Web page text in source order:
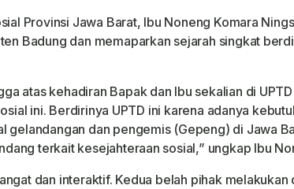
Provinsi Jawa Barat, Ibu Noneng Komara
Badung dan memaparkan sejarah singkat
atas kehadiran Bapak dan Ibu sekalian di
ini. Berdirinya UPTD ini karena adanya
gelandangan dan pengemis (Gepeng) di Jawa
terkait kesejahteraan sosial,” ungkap Ibu
dan interaktif. Kedua belah pihak melakukan